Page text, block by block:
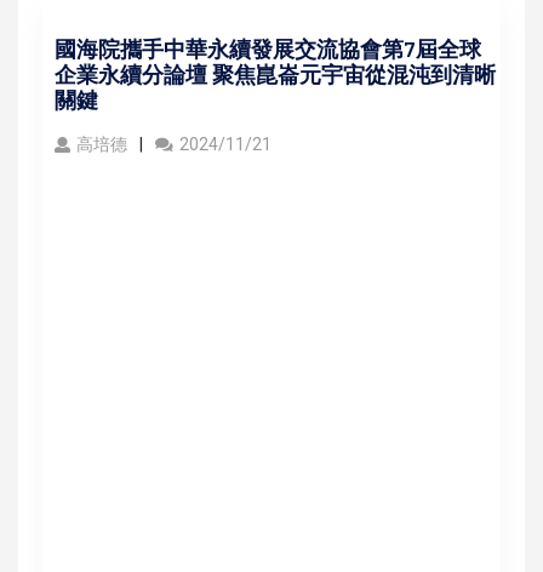
國海院攜手中華永續發展交流協會第7屆全球
企業永續分論壇 聚焦崑崙元宇宙從混沌到清晰
關鍵
高培德 2024/11/21